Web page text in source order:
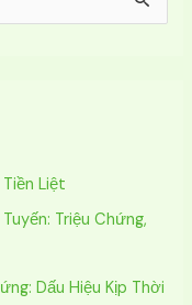
Liệt
Triệu Chứng,
Dấu Hiệu Kịp Thời